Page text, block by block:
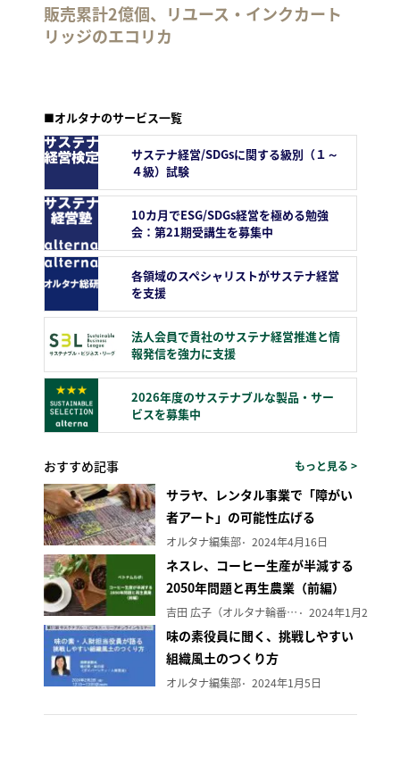
販売累計2億個、リユース・インクカート
リッジのエコリカ
■オルタナのサービス一覧
サステナ経営/SDGsに関する級別（１～
４級）試験
10カ月でESG/SDGs経営を極める勉強
会：第21期受講生を募集中
各領域のスペシャリストがサステナ経営
を支援
法人会員で貴社のサステナ経営推進と情
報発信を強力に支援
2026年度のサステナブルな製品・サー
ビスを募集中
おすすめ記事 もっと見る >
サラヤ、レンタル事業で「障がい
者アート」の可能性広げる
オルタナ編集部 2024年4月16日
ネスレ、コーヒー生産が半減する
2050年問題と再生農業（前編）
吉田 広子（オルタナ輪番編集長） 2024年1月29日
味の素役員に聞く、挑戦しやすい
組織風土のつくり方
オルタナ編集部 2024年1月5日